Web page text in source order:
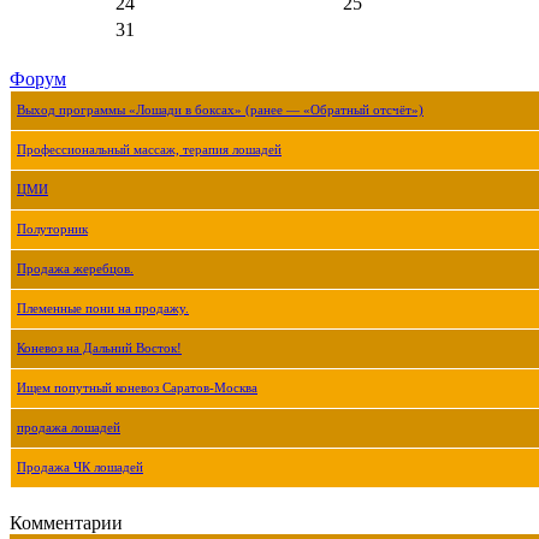
31
Форум
Выход программы «Лошади в боксах» (ранее — «Обратный отсчёт»)
Профессиональный массаж, терапия лошадей
ЦМИ
Полуторник
Продажа жеребцов.
Племенные пони на продажу.
Коневоз на Дальний Восток!
Ищем попутный коневоз Саратов-Москва
продажа лошадей
Продажа ЧК лошадей
Комментарии